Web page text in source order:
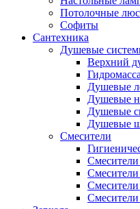
Потолочные
Софиты
Сантехника
Душевые
Верхний
Душевые
Душевые
Душевые
Душевые
Смесители
Смесители